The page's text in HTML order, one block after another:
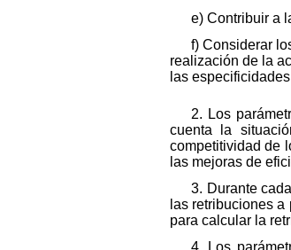
e) Contribuir a
f) Considerar
realización de la
las
2. Los
cuenta la
competitividad de
las mejoras de
3. Durante
las retribuciones
para calcular la
4. Los